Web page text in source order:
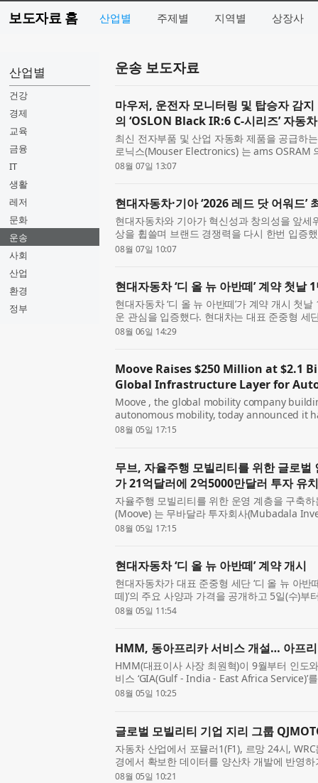
보도자료 홈 산업별 주제별 지역별 상장사
산업별
건강
경제
교육
금융
IT
생활
레저
문화
운송
사회
산업
환경
정부
운송 보도자료
마우저, 운전자 모니터링 및 탑승자 감
의 ‘OSLON Black IR:6 C-시리즈’ 자동
최신 전자부품 및 산업 자동화 제품을 공급하
로닉스(Mouser Electronics) 는 ams OSRAM
즈 LED를 공급한다고 밝혔다. OSLON Black
08월 07일 13:07
현대자동차·기아 ‘2026 레드 닷 어워드’
현대자동차와 기아가 혁신성과 창의성을 앞
상을 휩쓸며 브랜드 경쟁력을 다시 한번 입증
어워드: 브랜드 & 커뮤니케이션 디자인 부문
08월 07일 10:07
현대자동차 ‘디 올 뉴 아반떼’ 계약 첫날
현대자동차 ‘디 올 뉴 아반떼’가 계약 개시 첫
운 관심을 입증했다. 현대차는 대표 준중형 세
1만1094대의 계약을 기록했다고 6일 밝혔다.
08월 06일 14:29
Moove Raises $250 Million at $2.1
Global Infrastructure Layer for
Moove , the global mobility company
autonomous mobility, today announced it
billion valuation in a Series C funding
08월 05일 17:15
무브, 자율주행 모빌리티를 위한 글로벌
가 21억달러에 2억5000만달러 투자 유
자율주행 모빌리티를 위한 운영 계층을 구축
(Moove) 는 무바달라 투자회사(Mubadala
타(Toyota)의 성장 펀드인 우븐 캐피털
08월 05일 17:15
현대자동차 ‘디 올 뉴 아반떼’ 계약 개시
현대자동차가 대표 준중형 세단 ‘디 올 뉴 아
떼)’의 주요 사양과 가격을 공개하고 5일(수)
6년 만에 선보이는 8세대 완전변경 모델로, △
08월 05일 11:54
HMM, 동아프리카 서비스 개설… 아프
HMM(대표이사 사장 최원혁)이 9월부터 인도
비스 ‘GIA(Gulf - India - East Africa Service)’
는 최원혁 사장 부임 이후 추진 중인 컨테이너
08월 05일 10:25
글로벌 모빌리티 기업 지리 그룹
자동차 산업에서 포뮬러1(F1), 르망 24시,
경에서 확보한 데이터를 양산차 개발에 반영
르쉐, 메르세데스-AMG, BMW M, 아우디 등
08월 05일 10:21